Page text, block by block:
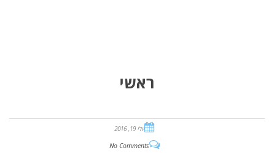
ראשי
יולי 19, 2016
No Comments